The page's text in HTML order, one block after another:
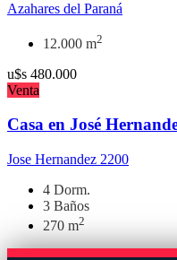
Azahares del Paraná
12.000 m2
u$s 480.000
Venta
Casa en José
Jose Hernandez 2200
4 Dorm.
3 Baños
270 m2